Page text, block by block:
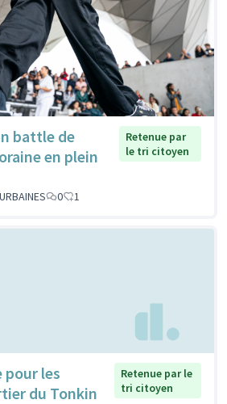
battle de
en plein
Retenue par
le tri citoyen
0 1
pour les
du Tonkin
Retenue par le
tri citoyen